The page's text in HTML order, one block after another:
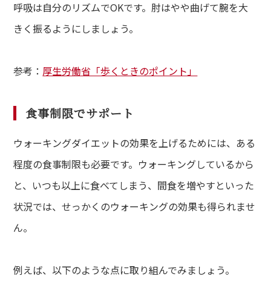
呼吸は自分のリズムでOKです。肘はやや曲げて腕を大
きく振るようにしましょう。
参考： 厚生労働省「歩くときのポイント」
食事制限でサポート
ウォーキングダイエットの効果を上げるためには、ある
程度の食事制限も必要です。ウォーキングしているから
と、いつも以上に食べてしまう、間食を増やすといった
状況では、せっかくのウォーキングの効果も得られませ
ん。
例えば、以下のような点に取り組んでみましょう。